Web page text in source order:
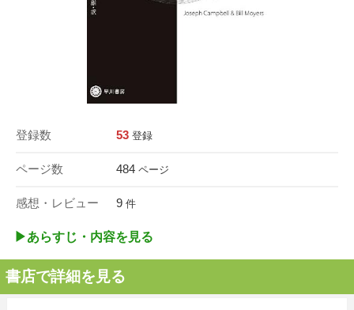
登録数 53 登録
ページ数 484 ページ
感想・レビュー 9 件
▶︎あらすじ・内容を見る
書店で詳細を見る